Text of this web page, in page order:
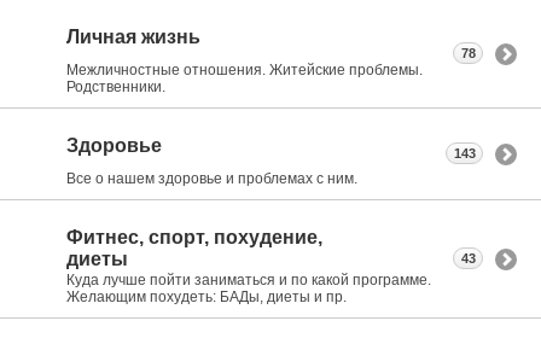
Личная жизнь
Межличностные отношения. Житейские проблемы.
Родственники.
78
Здоровье
Все о нашем здоровье и проблемах с ним.
143
Фитнес, спорт, похудение,
диеты
Куда лучше пойти заниматься и по какой программе.
Желающим похудеть: БАДы, диеты и пр.
43